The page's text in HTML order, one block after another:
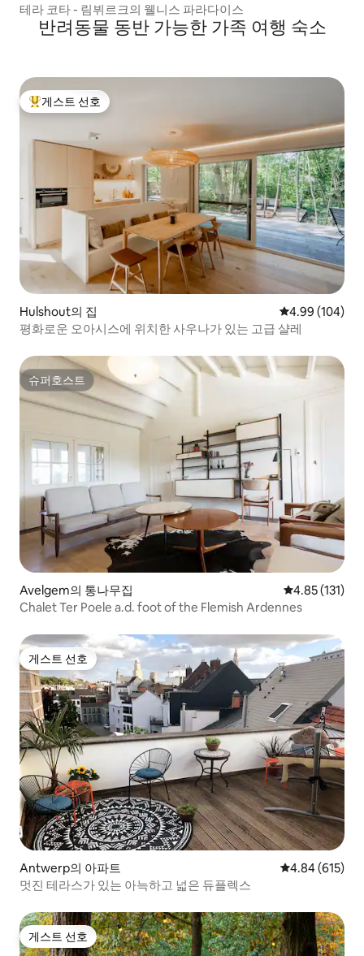
테라 코타 - 림뷔르크의 웰니스 파라다이스
반려동물 동반 가능한 가족 여행 숙소
상위 게스트 선호
게스트 선호
Hulshout의 집 평점 4.99점(5
4.99 (104)
평화로운 오아시스에 위치한 사우나가 있는 고급 샬레
슈퍼호스트
슈퍼호스트
Avelgem의 통나무집 평점 4.85점(5
4.85 (131)
Chalet Ter Poele a.d. foot of the Flemish Ardennes
게스트 선호
게스트 선호
Antwerp의 아파트 평점 4.84점(5
4.84 (615)
멋진 테라스가 있는 아늑하고 넓은 듀플렉스
게스트 선호
게스트 선호